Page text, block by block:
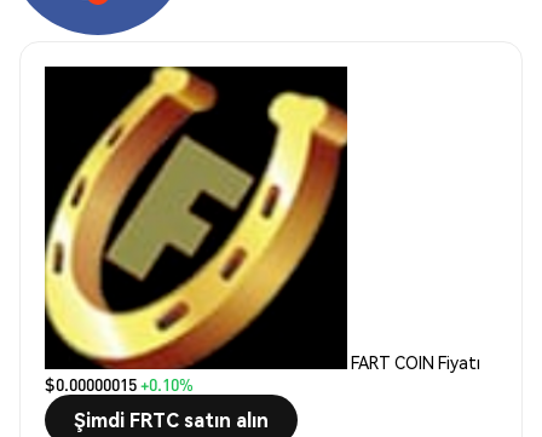
FART COIN Fiyatı
$0.00000015+0.10%
Şimdi FRTC satın alın